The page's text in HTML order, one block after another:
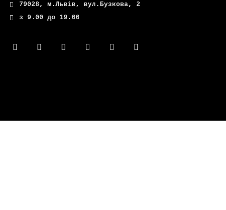
79028, м.Львів, вул.Бузкова, 2
з 9.00 до 19.00